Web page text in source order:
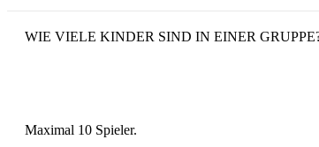
WIE VIELE KINDER SIND IN EINER
Maximal 10 Spieler.